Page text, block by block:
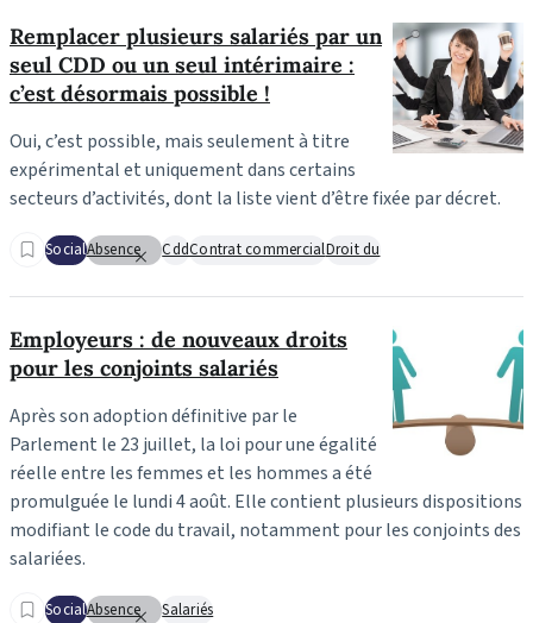
Remplacer plusieurs salariés par un
seul CDD ou un seul intérimaire :
c’est désormais possible !
Oui, c’est possible, mais seulement à titre
expérimental et uniquement dans certains
secteurs d’activités, dont la liste vient d’être fixée par décret.
SocialAbsence CddContrat commercialDroit du
Employeurs : de nouveaux droits
pour les conjoints salariés
Après son adoption définitive par le
Parlement le 23 juillet, la loi pour une égalité
réelle entre les femmes et les hommes a été
promulguée le lundi 4 août. Elle contient plusieurs dispositions
modifiant le code du travail, notamment pour les conjoints des
salariées.
SocialAbsence Salariés